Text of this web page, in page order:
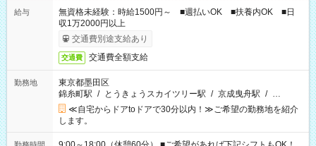
給与
無資格未経験：時給1500円～ ■週払いOK ■扶養内OK ■日
収1万2000円以上
交通費別途支給あり
交通費 交通費全額支給
勤務地
東京都墨田区
錦糸町駅 / とうきょうスカイツリー駅 / 京成曳舟駅 / …
≪自宅からドアtoドアで30分以内！≫ご希望の勤務地を紹介
します。